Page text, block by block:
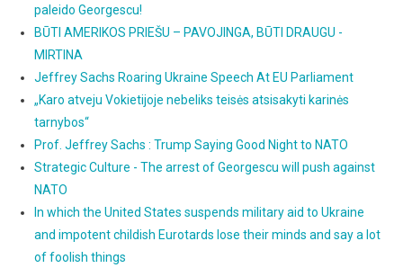
paleido Georgescu!
BŪTI AMERIKOS PRIEŠU – PAVOJINGA, BŪTI DRAUGU -
MIRTINA
Jeffrey Sachs Roaring Ukraine Speech At EU Parliament
„Karo atveju Vokietijoje nebeliks teisės atsisakyti karinės
tarnybos“
Prof. Jeffrey Sachs : Trump Saying Good Night to NATO
Strategic Culture - The arrest of Georgescu will push against
NATO
In which the United States suspends military aid to Ukraine
and impotent childish Eurotards lose their minds and say a lot
of foolish things